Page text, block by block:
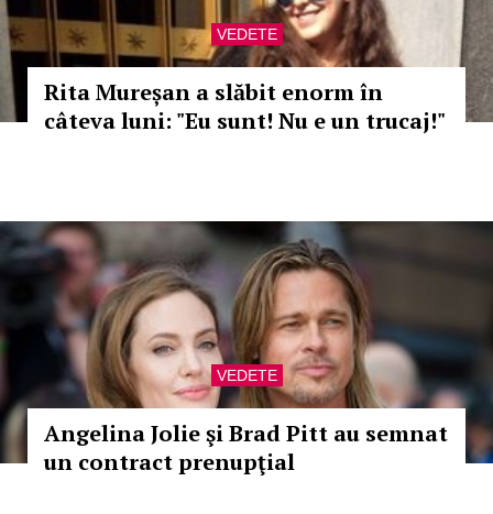
VEDETE
Rita Mureșan a slăbit enorm în
câteva luni: "Eu sunt! Nu e un trucaj!"
VEDETE
Angelina Jolie şi Brad Pitt au semnat
un contract prenupţial